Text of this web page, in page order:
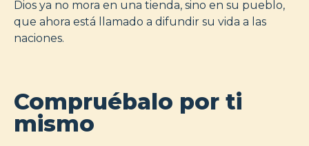
Dios ya no mora en una tienda, sino en su pueblo,
que ahora está llamado a difundir su vida a las
naciones.
Compruébalo por ti
mismo